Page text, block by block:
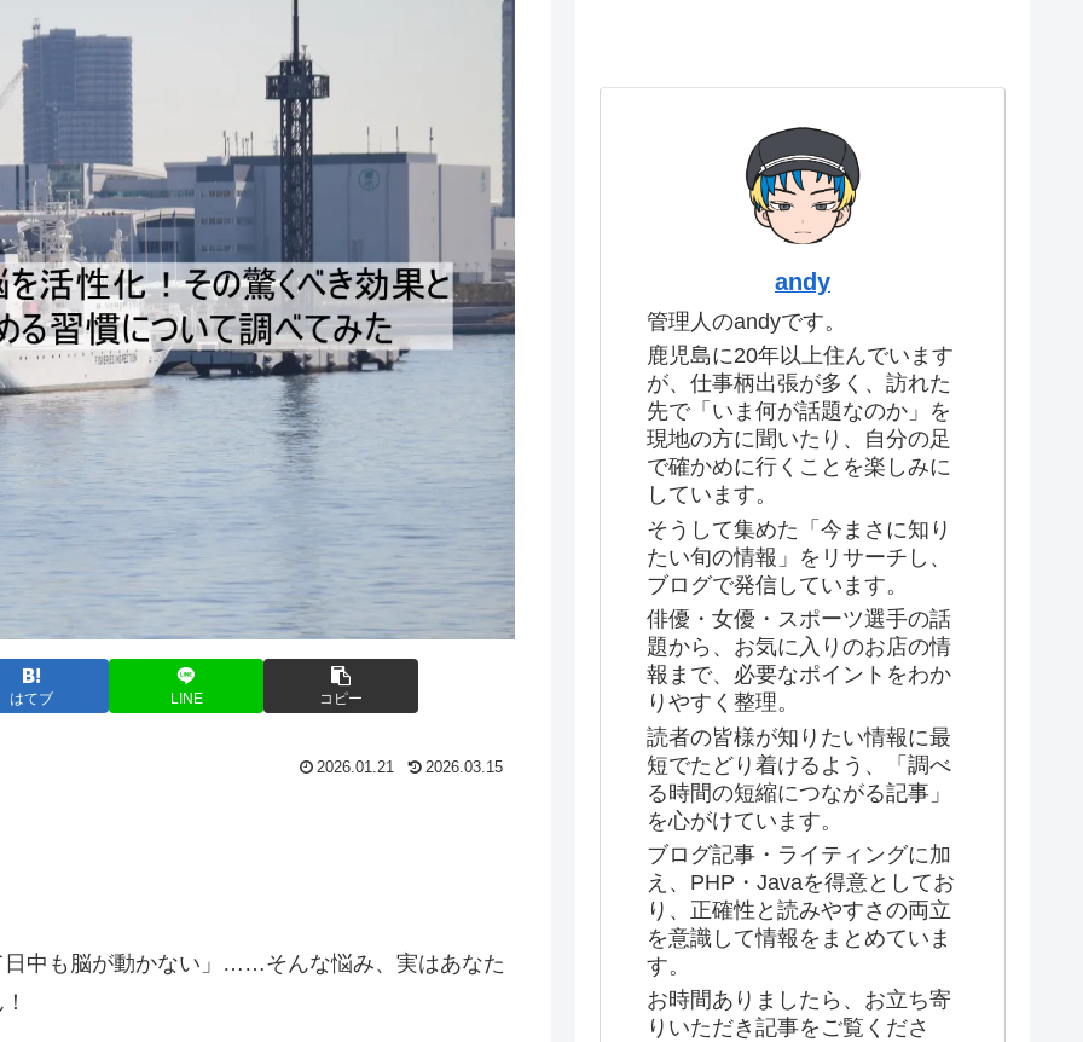
はてブ LINE コピー
2026.01.21 2026.03.15
中も脳が動かない」……そんな悩み、実はあなた
andy
管理人のandyです。
鹿児島に20年以上住んでいます
が、仕事柄出張が多く、訪れた
先で「いま何が話題なのか」を
現地の方に聞いたり、自分の足
で確かめに行くことを楽しみに
しています。
そうして集めた「今まさに知り
たい旬の情報」をリサーチし、
ブログで発信しています。
俳優・女優・スポーツ選手の話
題から、お気に入りのお店の情
報まで、必要なポイントをわか
りやすく整理。
読者の皆様が知りたい情報に最
短でたどり着けるよう、「調べ
る時間の短縮につながる記事」
を心がけています。
ブログ記事・ライティングに加
え、PHP・Javaを得意としてお
り、正確性と読みやすさの両立
を意識して情報をまとめていま
す。
お時間ありましたら、お立ち寄
りいただき記事をご覧くださ